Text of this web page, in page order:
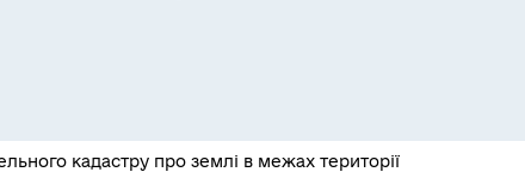
кадастру про землі в межах території